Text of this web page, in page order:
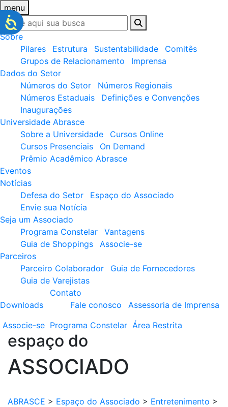
menu
Sobre
Pilares
Estrutura Sustentabilidade
Comitês
Grupos de Relacionamento
Imprensa
Dados do Setor
Números do Setor
Números Regionais
Números Estaduais
Definições e Convenções
Inaugurações
Universidade Abrasce
Sobre a Universidade
Cursos Online
Cursos Presenciais
On Demand
Prêmio Acadêmico Abrasce
Eventos
Notícias
Defesa do Setor
Espaço do Associado
Envie sua Notícia
Seja um Associado
Programa Constelar
Vantagens
Guia de Shoppings
Associe-se
Parceiros
Parceiro Colaborador
Guia de Fornecedores
Guia de Varejistas
Downloads
Contato
Fale conosco
Assessoria de Imprensa
Associe-se Programa Constelar Área Restrita
espaço do
ASSOCIADO
ABRASCE > Espaço do Associado > Entretenimento >